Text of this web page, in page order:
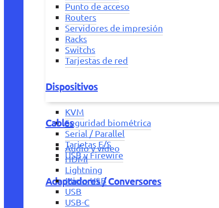
Punto de acceso
Routers
Servidores de impresión
Racks
Switchs
Tarjestas de red
Dispositivos
KVM
Seguridad biométrica
Serial / Parallel
Tarjetas E/S
USB y Firewire
Adaptadores / Conversores
Cables
Audio y vídeo
HDMI
Lightning
Micro USB
USB
USB-C